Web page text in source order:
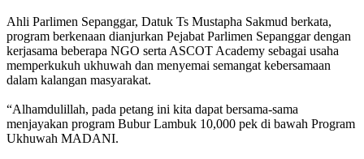
Ahli Parlimen Sepanggar, Datuk Ts Mustapha Sakmud berkata,
program berkenaan dianjurkan Pejabat Parlimen Sepanggar dengan
kerjasama beberapa NGO serta ASCOT Academy sebagai usaha
memperkukuh ukhuwah dan menyemai semangat kebersamaan
dalam kalangan masyarakat.
“Alhamdulillah, pada petang ini kita dapat bersama-sama
menjayakan program Bubur Lambuk 10,000 pek di bawah Program
Ukhuwah MADANI.